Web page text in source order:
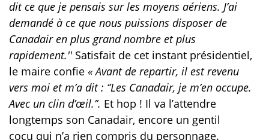
dit ce que je pensais sur les moyens aériens. J’ai
demandé à ce que nous puissions disposer de
Canadair en plus grand nombre et plus
rapidement.'' Satisfait de cet instant présidentiel,
le maire confie « Avant de repartir, il est revenu
vers moi et m’a dit : ‘’Les Canadair, je m’en occupe.
Avec un clin d’œil.’’. Et hop ! Il va l’attendre
longtemps son Canadair, encore un gentil
cocu qui n’a rien compris du personnage.